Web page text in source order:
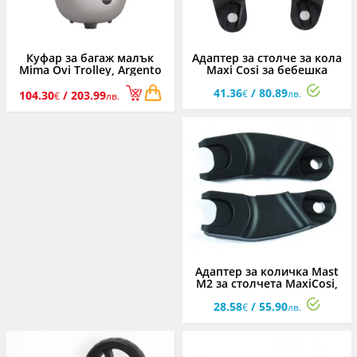
Куфар за багаж малък
Mima Ovi Trolley, Argento
104.30€/ 203.99лв.
Адаптер за столче за кола
Maxi Cosi за бебешка
количка Mast M4
41.36€/ 80.89лв.
Адаптер за количка Mast
M2 за столчета MaxiCosi,
Cybex, BeSafe, GB,
BebeConfort
28.58€/ 55.90лв.